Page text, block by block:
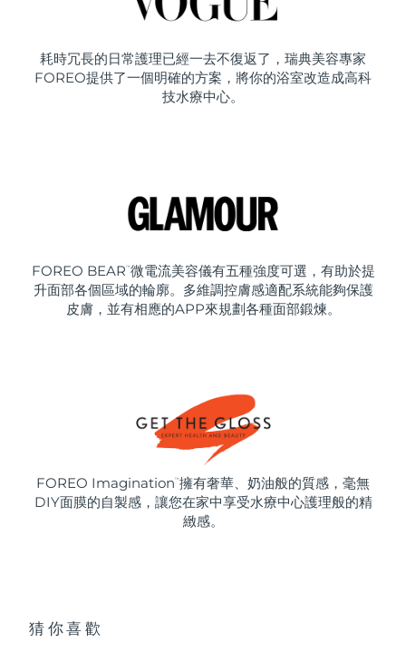
耗時冗長的日常護理已經一去不復返了，瑞典美容專家
FOREO提供了一個明確的方案，將你的浴室改造成高科
技水療中心。
FOREO BEAR ™ 微電流美容儀有五種強度可選，有助於提
升面部各個區域的輪廓。多維調控膚感適配系統能夠保護
皮膚，並有相應的APP來規劃各種面部鍛煉。
FOREO Imagination ™ 擁有奢華、奶油般的質感，毫無
DIY面膜的自製感，讓您在家中享受水療中心護理般的精
緻感。
猜你喜歡